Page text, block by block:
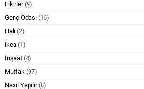
Fikirler(9)
Genç Odası (16)
Halı (2)
ikea (1)
İnşaat (4)
Mutfak (97)
Nasıl Yapılır(8)